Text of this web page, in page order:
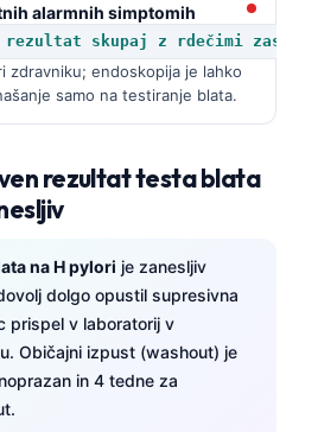
alarmnih simptomih
rezultat skupaj z rdečimi
zdravniku; endoskopija je lahko
samo na testiranje blata.
rezultat testa blata
na H pylori je zanesljiv
dolgo opustil supresivna
prispel v laboratorij v
Običajni izpust (washout) je
in 4 tedne za